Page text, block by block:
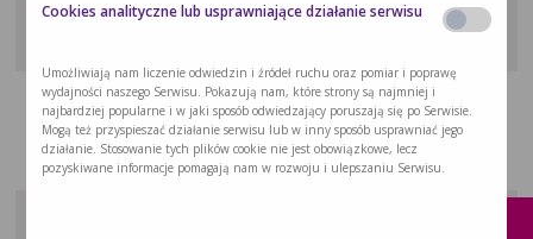
Trudy miłości podczas choroby Alzheimera i demencji
Choroba Alzheimera stwarza właśnie poczucie
„niejednoznacznej straty”. Dowiedz …
x
Cookies analityczne lub usprawniające działanie serwisu
Umożliwiają nam liczenie odwiedzin i źródeł ruchu oraz pomiar i poprawę
wydajności naszego Serwisu. Pokazują nam, które strony są najmniej i
najbardziej popularne i w jaki sposób odwiedzający poruszają się po Serwisie.
Mogą też przyspieszać działanie serwisu lub w inny sposób usprawniać jego
działanie. Stosowanie tych plików cookie nie jest obowiązkowe, lecz
pozyskiwane informacje pomagają nam w rozwoju i ulepszaniu Serwisu.